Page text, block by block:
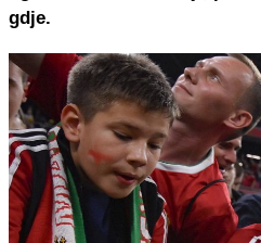
gdje.